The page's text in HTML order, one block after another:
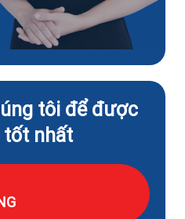
tôi để được
tốt nhất